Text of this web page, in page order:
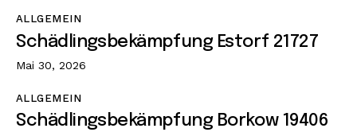
ALLGEMEIN
Schädlingsbekämpfung Estorf 21727
Mai 30, 2026
ALLGEMEIN
Schädlingsbekämpfung Borkow 19406